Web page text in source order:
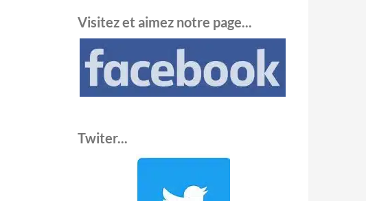
Visitez et aimez notre page...
Twiter...